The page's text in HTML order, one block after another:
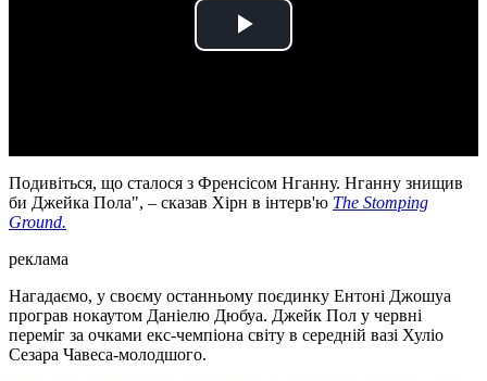
Play
Подивіться, що сталося з Френсісом Нганну. Нганну знищив
би Джейка Пола", – сказав Хірн в інтерв'ю The Stomping
Ground.
реклама
Нагадаємо, у своєму останньому поєдинку Ентоні Джошуа
програв нокаутом Даніелю Дюбуа. Джейк Пол у червні
переміг за очками екс-чемпіона світу в середній вазі Хуліо
Сезара Чавеса-молодшого.